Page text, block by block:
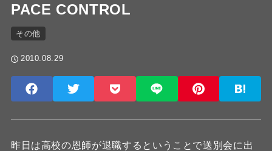
PACE CONTROL
その他
2010.08.29
昨日は高校の恩師が退職するということで送別会に出